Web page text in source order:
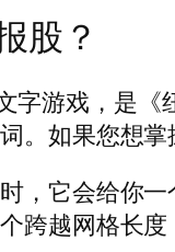
股？
字游戏，是
。如果您想
，它会给你
跨越网格长